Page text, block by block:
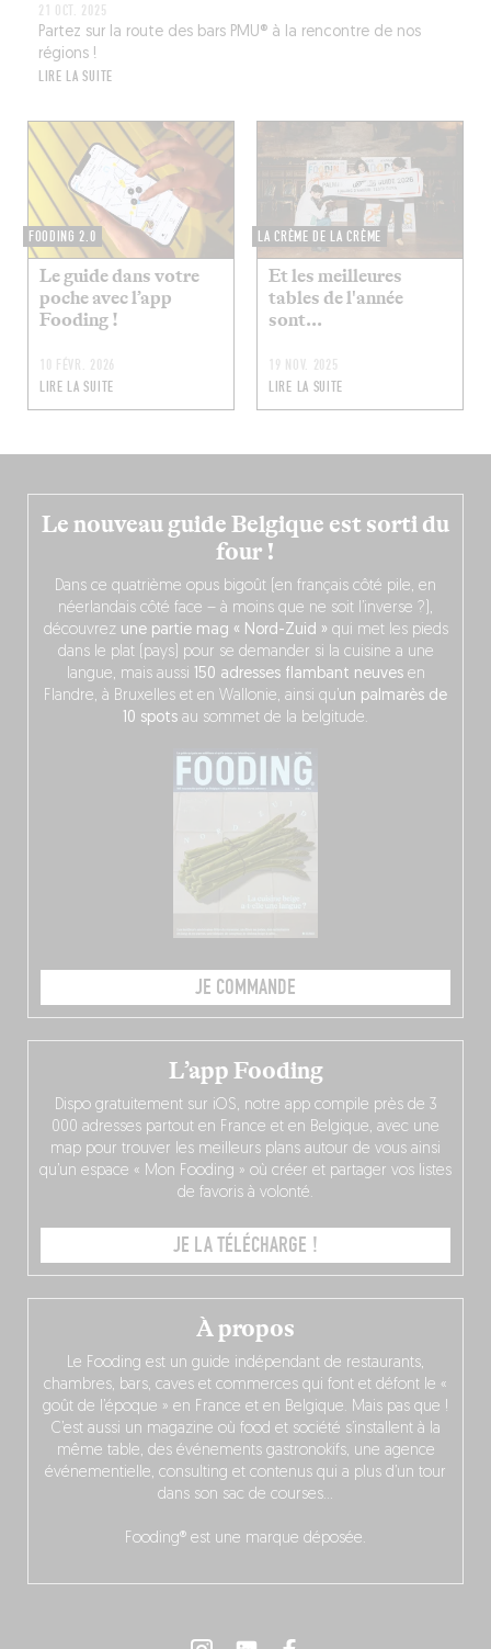
21 OCT. 2025
Partez sur la route des bars PMU® à la rencontre de nos
régions !
LIRE LA SUITE
FOODING 2.0
Le guide dans votre
poche avec l’app
Fooding !
10 FÉVR. 2026
LIRE LA SUITE
LA CRÈME DE LA CRÈME
Et les meilleures
tables de l'année
sont...
19 NOV. 2025
LIRE LA SUITE
Le nouveau guide Belgique est sorti du
four !
Dans ce quatrième opus bigoût (en français côté pile, en
néerlandais côté face – à moins que ne soit l’inverse ?),
découvrez une partie mag « Nord-Zuid » qui met les pieds
dans le plat (pays) pour se demander si la cuisine a une
langue, mais aussi 150 adresses flambant neuvesen
Flandre, à Bruxelles et en Wallonie, ainsi qu’ un palmarès de
10 spots au sommet de la belgitude.
JE COMMANDE
À propos
Le Fooding est un guide indépendant de restaurants,
chambres, bars, caves et commerces qui font et défont le «
goût de l’époque » en France et en Belgique. Mais pas que !
C’est aussi un magazine où food et société s’installent à la
même table, des événements gastronokifs, une agence
événementielle, consulting et contenus qui a plus d’un tour
dans son sac de courses…
Fooding® est une marque déposée.
L’app Fooding
Dispo gratuitement sur iOS, notre app compile près de 3
000 adresses partout en France et en Belgique, avec une
map pour trouver les meilleurs plans autour de vous ainsi
qu’un espace « Mon Fooding » où créer et partager vos listes
de favoris à volonté.
JE LA TÉLÉCHARGE !